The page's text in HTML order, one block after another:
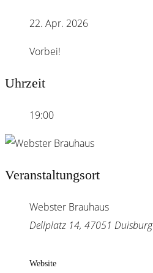
22. Apr. 2026
Vorbei!
Uhrzeit
19:00
Veranstaltungsort
Webster Brauhaus
Dellplatz 14, 47051 Duisburg
Website